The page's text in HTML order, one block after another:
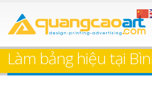
Làm bảng hiệu tại